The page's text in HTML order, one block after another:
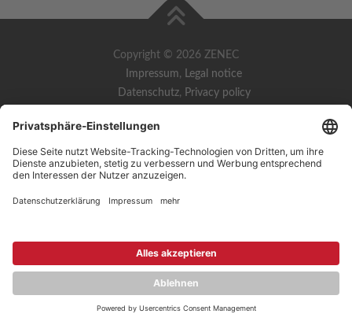
Copyright © 2026 ZENEC
Impressum, Legal notice
Datenschutz, Privacy policy
Dokumente zur Produktkonformität
Product Compliance
Documents